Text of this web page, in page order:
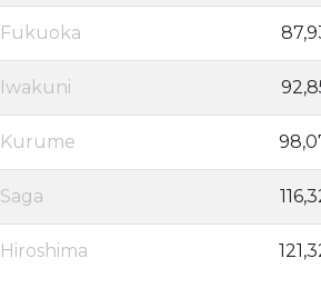
Fukuoka
Iwakuni
Kurume
Saga
Hiroshima